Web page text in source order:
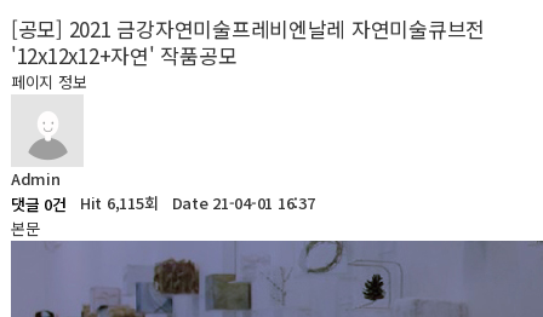
[공모] 2021 금강자연미술프레비엔날레 자연미술큐브전
'12x12x12+자연' 작품공모
페이지 정보
Admin
댓글 0건
Hit 6,115회
Date 21-04-01 16:37
본문